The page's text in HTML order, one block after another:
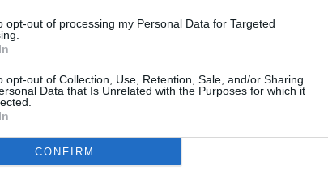
opt-out of processing my Personal Data for Targeted
opt-out of Collection, Use, Retention, Sale, and/or Sharing
Data that Is Unrelated with the Purposes for which it
CONFIRM
HD, MotorTrend HD, Nove HD:
GHz, pol. V, SR 27500, FEC 3/4, DVB-